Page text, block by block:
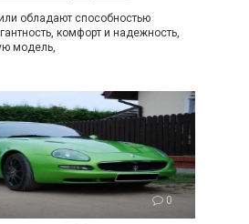
обладают способностью
комфорт и надежность,
модель,
0